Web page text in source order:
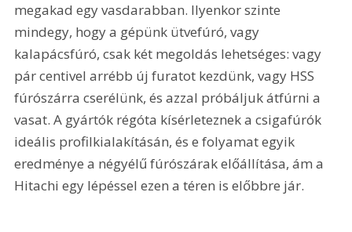
megakad egy vasdarabban. Ilyenkor szinte
mindegy, hogy a gépünk ütvefúró, vagy
kalapácsfúró, csak két megoldás lehetséges: vagy
pár centivel arrébb új furatot kezdünk, vagy HSS
fúrószárra cserélünk, és azzal próbáljuk átfúrni a
vasat. A gyártók régóta kísérleteznek a csigafúrók
ideális profilkialakításán, és e folyamat egyik
eredménye a négyélű fúrószárak előállítása, ám a
Hitachi egy lépéssel ezen a téren is előbbre jár.